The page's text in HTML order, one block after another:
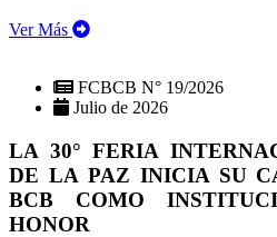
Ver Más
FCBCB N° 19/2026
Julio de 2026
LA 30° FERIA
DE LA PAZ INICIA SU
BCB COMO
HONOR